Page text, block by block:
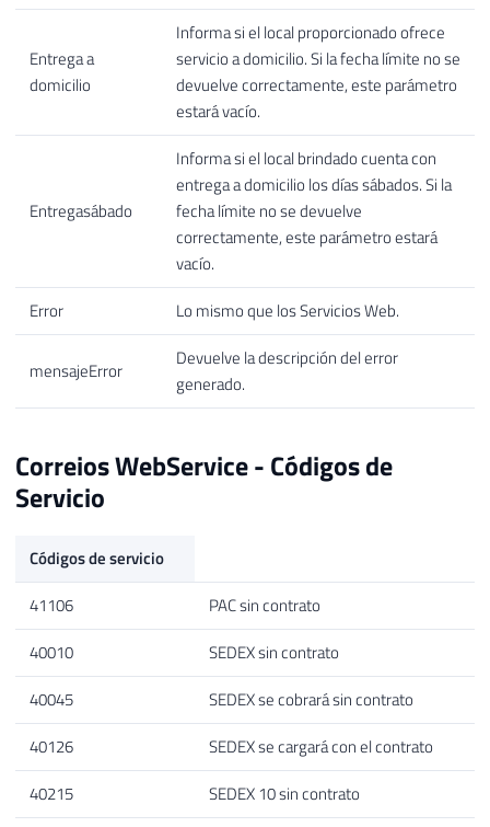
Entrega a
domicilio
Informa si el local proporcionado ofrece
servicio a domicilio. Si la fecha límite no se
devuelve correctamente, este parámetro
estará vacío.
Entregasábado
Informa si el local brindado cuenta con
entrega a domicilio los días sábados. Si la
fecha límite no se devuelve
correctamente, este parámetro estará
vacío.
Error
Lo mismo que los Servicios Web.
mensajeError
Devuelve la descripción del error
generado.
Correios WebService - Códigos de
Servicio
Códigos de servicio
41106
PAC sin contrato
40010
SEDEX sin contrato
40045
SEDEX se cobrará sin contrato
40126
SEDEX se cargará con el contrato
40215
SEDEX 10 sin contrato